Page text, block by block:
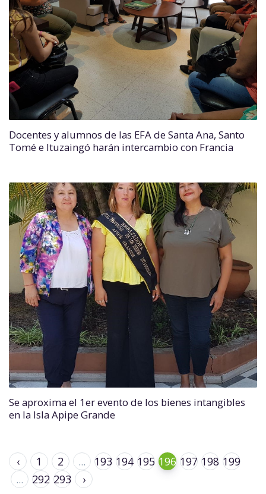
Docentes y alumnos de las EFA de Santa Ana, Santo
Tomé e Ituzaingó harán intercambio con Francia
Se aproxima el 1er evento de los bienes intangibles
en la Isla Apipe Grande
‹ 1 2 ... 193 194 195 196 197 198 199
...
292 293 ›